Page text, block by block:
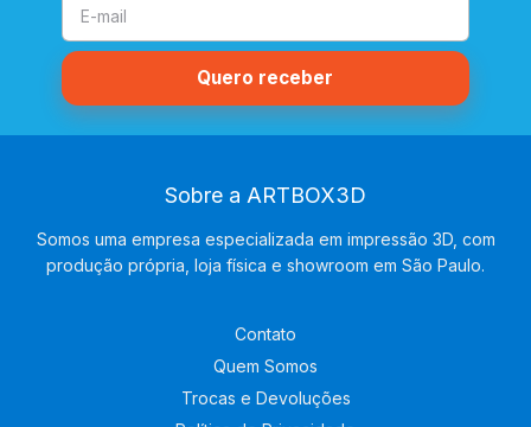
Sobre a ARTBOX3D
Somos uma empresa especializada em impressão 3D, com
produção própria, loja física e showroom em São Paulo.
Contato
Quem Somos
Trocas e Devoluções